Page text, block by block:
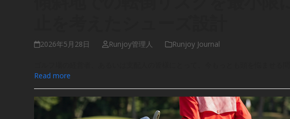
2026年5月28日 Runjoy管理人 Runjoy Journal
Read more